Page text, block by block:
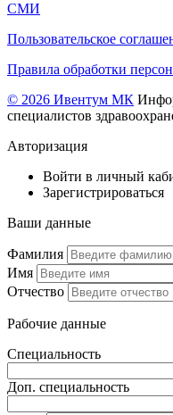
СМИ
Пользовательское
Правила обработки
© 2026 Ивентум МК
специалистов
Авторизация
Войти в личный
Зарегистрироваться
Ваши данные
Фамилия
Имя
Отчество
Рабочие данные
Специальность
Доп. специальность